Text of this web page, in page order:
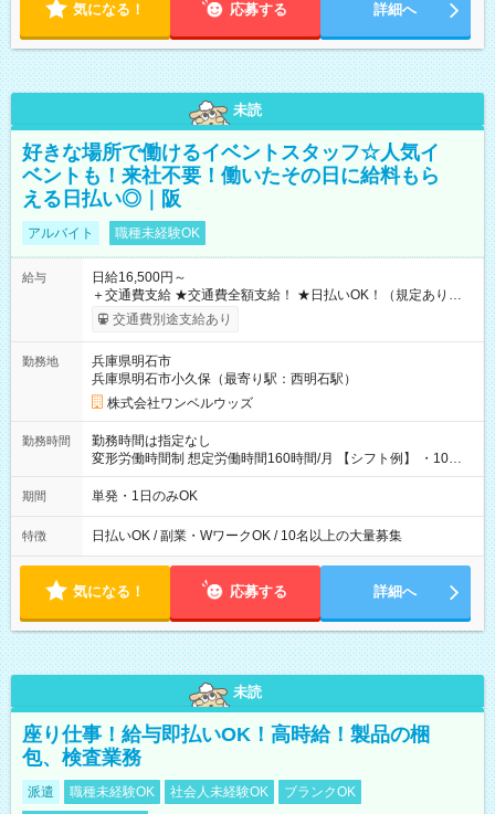
気になる！ 応募する 詳細へ
未読
好きな場所で働けるイベントスタッフ☆人気イ
ベントも！来社不要！働いたその日に給料もら
える日払い◎｜阪
アルバイト 職種未経験OK
給与
日給16,500円～
＋交通費支給 ★交通費全額支給！ ★日払いOK！（規定あり） ┗
働いたその日に現金GET♪ お仕事後はコンビニATMから 日払
交通費別途支給あり
勤務地
兵庫県明石市
兵庫県明石市小久保（最寄り駅：西明石駅）
株式会社ワンベルウッズ
勤務時間
勤務時間は指定なし
変形労働時間制 想定労働時間160時間/月 【シフト例】 ・10：
00～20：00
期間 単発・1日のみOK
特徴 日払いOK / 副業・WワークOK / 10名以上の大量募集
気になる！ 応募する 詳細へ
未読
座り仕事！給与即払いOK！高時給！製品の梱
包、検査業務
派遣 職種未経験OK 社会人未経験OK
ブランクOK